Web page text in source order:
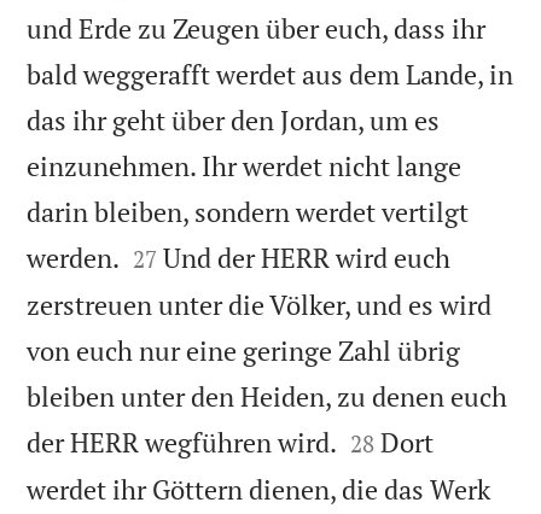
und Erde zu Zeugen über euch, dass ihr
bald weggerafft werdet aus dem Lande, in
das ihr geht über den Jordan, um es
einzunehmen. Ihr werdet nicht lange
darin bleiben, sondern werdet vertilgt
werden. 

27 Und der HERR wird euch
zerstreuen unter die Völker, und es wird
von euch nur eine geringe Zahl übrig
bleiben unter den Heiden, zu denen euch
der HERR wegführen wird. 

28 Dort
werdet ihr Göttern dienen, die das Werk